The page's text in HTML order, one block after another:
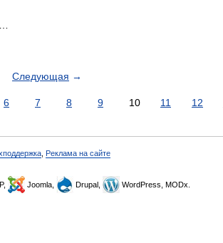
Следующая →
6 7 8 9 10 11 12
Реклама на сайте
Joomla, Drupal, WordPress, MODx.